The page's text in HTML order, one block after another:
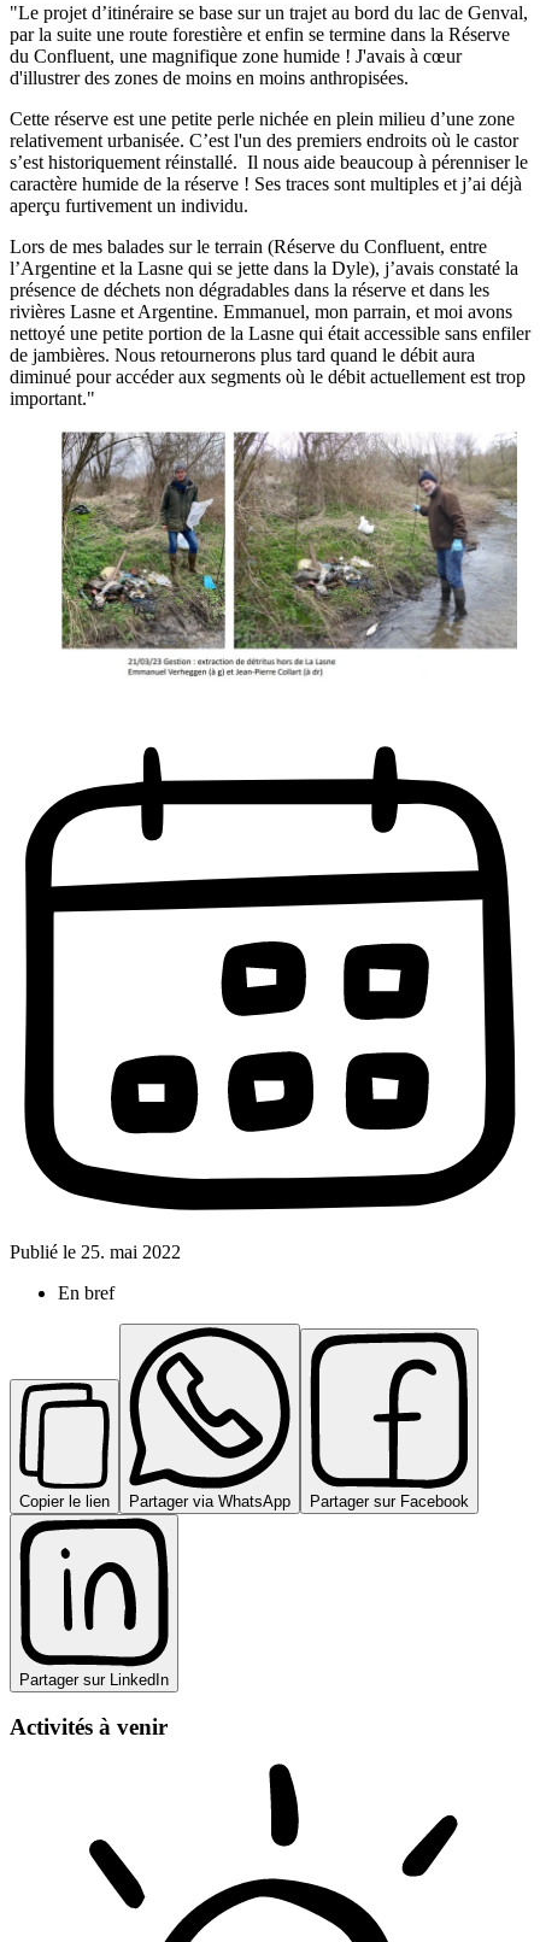
"Le projet d’itinéraire se base sur un trajet au bord du lac de Genval,
par la suite une route forestière et enfin se termine dans la Réserve
du Confluent, une magnifique zone humide ! J'avais à cœur
d'illustrer des zones de moins en moins anthropisées.
Cette réserve est une petite perle nichée en plein milieu d’une zone
relativement urbanisée. C’est l'un des premiers endroits où le castor
s’est historiquement réinstallé. Il nous aide beaucoup à pérenniser le
caractère humide de la réserve ! Ses traces sont multiples et j’ai déjà
aperçu furtivement un individu.
Lors de mes balades sur le terrain (Réserve du Confluent, entre
l’Argentine et la Lasne qui se jette dans la Dyle), j’avais constaté la
présence de déchets non dégradables dans la réserve et dans les
rivières Lasne et Argentine. Emmanuel, mon parrain, et moi avons
nettoyé une petite portion de la Lasne qui était accessible sans enfiler
de jambières. Nous retournerons plus tard quand le débit aura
diminué pour accéder aux segments où le débit actuellement est trop
important."
Publié le 25. mai 2022
En bref
Copier le lien Partager via WhatsApp Partager sur Facebook
Partager sur LinkedIn
Activités à venir